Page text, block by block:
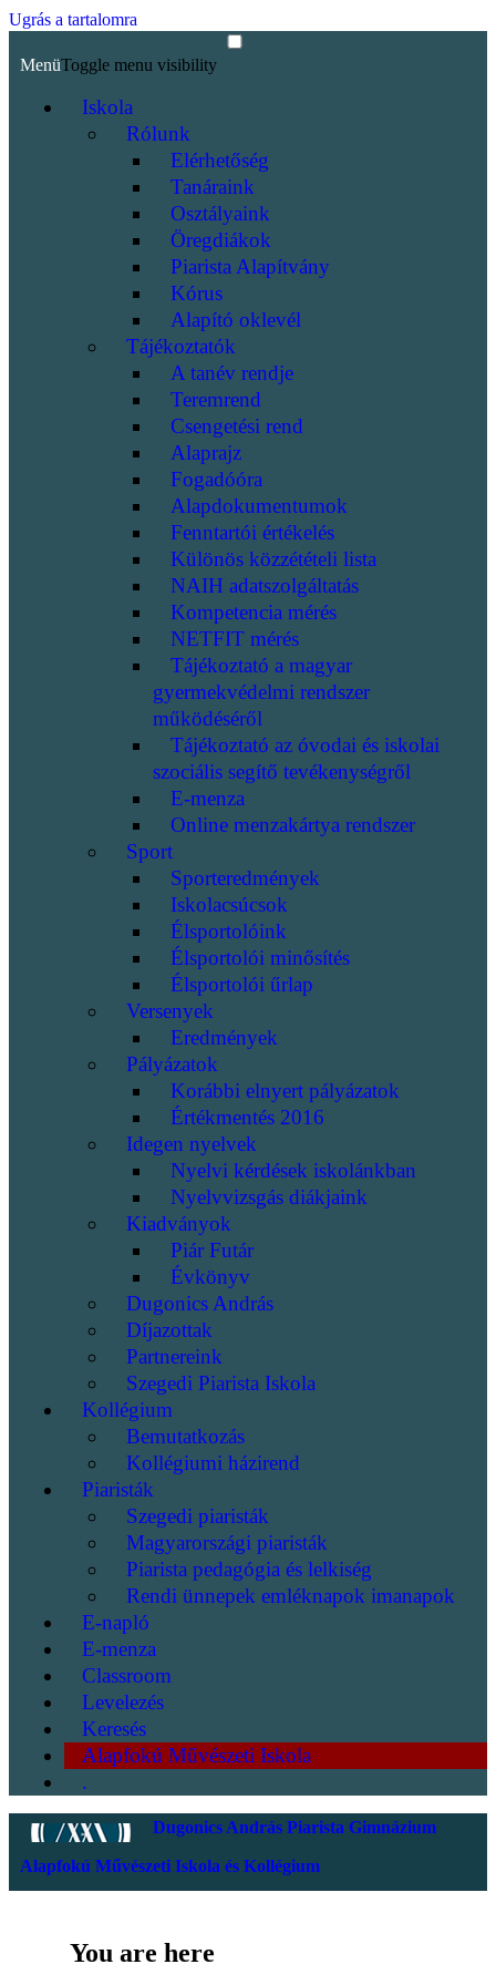
Ugrás a tartalomra
MenüToggle menu visibility
Iskola
Rólunk
Elérhetőség
Tanáraink
Osztályaink
Öregdiákok
Piarista Alapítvány
Kórus
Alapító oklevél
Tájékoztatók
A tanév rendje
Teremrend
Csengetési rend
Alaprajz
Fogadóóra
Alapdokumentumok
Fenntartói értékelés
Különös közzétételi lista
NAIH adatszolgáltatás
Kompetencia mérés
NETFIT mérés
Tájékoztató a magyar
gyermekvédelmi rendszer
működéséről
Tájékoztató az óvodai és iskolai
szociális segítő tevékenységről
E-menza
Online menzakártya rendszer
Sport
Sporteredmények
Iskolacsúcsok
Élsportolóink
Élsportolói minősítés
Élsportolói űrlap
Versenyek
Eredmények
Pályázatok
Korábbi elnyert pályázatok
Értékmentés 2016
Idegen nyelvek
Nyelvi kérdések iskolánkban
Nyelvvizsgás diákjaink
Kiadványok
Piár Futár
Évkönyv
Dugonics András
Díjazottak
Partnereink
Szegedi Piarista Iskola
Kollégium
Bemutatkozás
Kollégiumi házirend
Piaristák
Szegedi piaristák
Magyarországi piaristák
Piarista pedagógia és lelkiség
Rendi ünnepek emléknapok imanapok
E-napló
E-menza
Classroom
Levelezés
Keresés
Alapfokú Művészeti Iskola
.
Dugonics András Piarista Gimnázium
Alapfokú Művészeti Iskola és Kollégium
You are here